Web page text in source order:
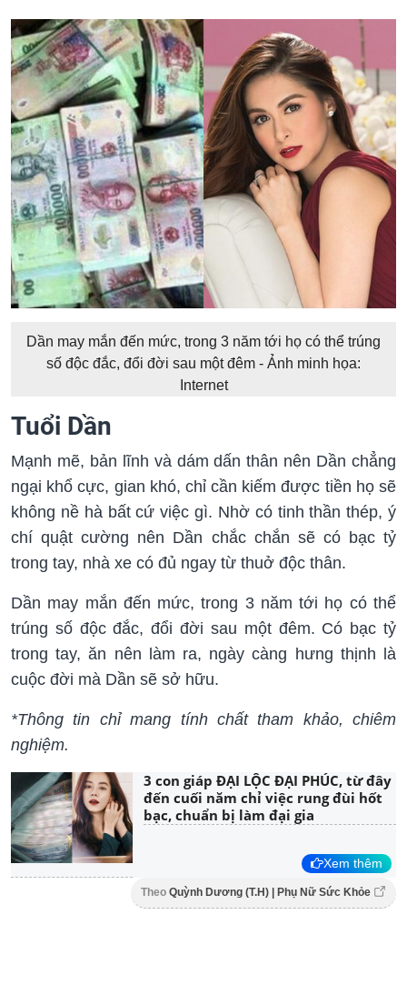
Dần may mắn đến mức, trong 3 năm tới họ có thể trúng
số độc đắc, đổi đời sau một đêm - Ảnh minh họa:
Internet
Tuổi Dần
Mạnh mẽ, bản lĩnh và dám dấn thân nên Dần chẳng
ngại khổ cực, gian khó, chỉ cần kiếm được tiền họ sẽ
không nề hà bất cứ việc gì. Nhờ có tinh thần thép, ý
chí quật cường nên Dần chắc chắn sẽ có bạc tỷ
trong tay, nhà xe có đủ ngay từ thuở độc thân.
Dần may mắn đến mức, trong 3 năm tới họ có thể
trúng số độc đắc, đổi đời sau một đêm. Có bạc tỷ
trong tay, ăn nên làm ra, ngày càng hưng thịnh là
cuộc đời mà Dần sẽ sở hữu.
*Thông tin chỉ mang tính chất tham khảo, chiêm
nghiệm.
3 con giáp ĐẠI LỘC ĐẠI PHÚC, từ đây
đến cuối năm chỉ việc rung đùi hốt
bạc, chuẩn bị làm đại gia
Xem thêm
Theo Quỳnh Dương (T.H) | Phụ Nữ Sức Khỏe